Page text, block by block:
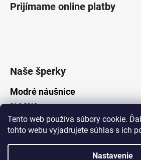
Tento web používa súbory cookie.
tohto webu vyjadrujete súhlas s ich
Nastavenie
Prijímame online platby
Naše šperky
Modré náušnice
21.8.2019
Vytvoril